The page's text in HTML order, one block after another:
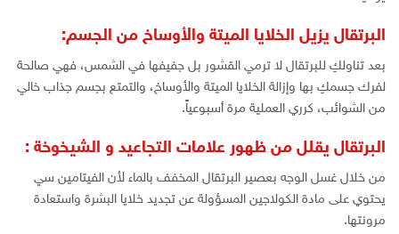
البرتقال يزيل الخلايا الميتة والأوساخ من الجسم:
بعد تناولكِ للبرتقال لا ترمي القشور بل جفيفها في الشمس، فهي صالحة
لفرك جسمكِ بها وإزالة الخلايا الميتة والأوساخ، والتمتع بجسم جذاب خالي
من الشوائب، كرري العملية مرة أسبوعياً.
البرتقال يقلل من ظهور علامات التجاعيد و الشيخوخة :
من خلال غسل الوجه بعصير البرتقال المخفف بالماء لأن الفيتامين سي
يحتوي على مادة الكولاجين المسؤولة عن تجديد خلايا البشرة واستعادة
مرونتها.